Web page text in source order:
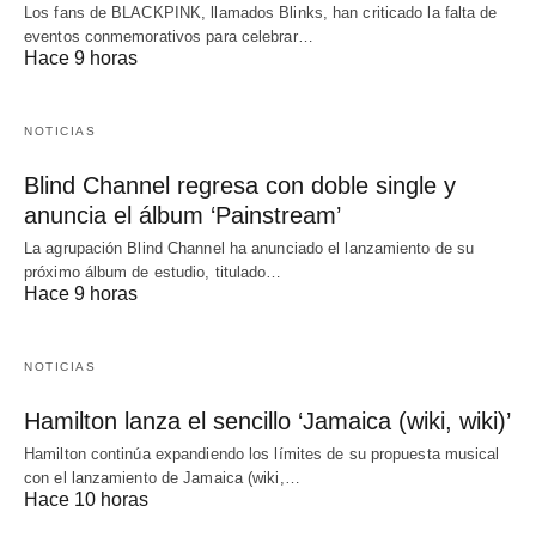
Los fans de BLACKPINK, llamados Blinks, han criticado la falta de
eventos conmemorativos para celebrar…
Hace 9 horas
NOTICIAS
Blind Channel regresa con doble single y
anuncia el álbum ‘Painstream’
La agrupación Blind Channel ha anunciado el lanzamiento de su
próximo álbum de estudio, titulado…
Hace 9 horas
NOTICIAS
Hamilton lanza el sencillo ‘Jamaica (wiki, wiki)’
Hamilton continúa expandiendo los límites de su propuesta musical
con el lanzamiento de Jamaica (wiki,…
Hace 10 horas